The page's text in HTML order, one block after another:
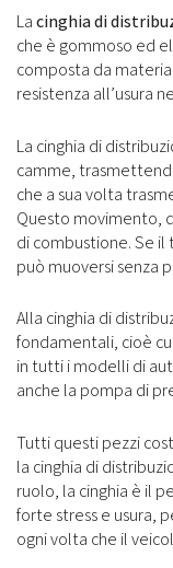
Lacinghia di
che è gommoso ed
composta da
resistenza all’usura
La cinghia di
camme,
che a sua volta
Questo movimento,
di combustione. Se
può muoversi senza
Alla cinghia di
fondamentali, cioè
in tutti i modelli di
anche la pompa di
Tutti questi pezzi
la cinghia di
ruolo, la cinghia è il
forte stress e usura,
ogni volta che il